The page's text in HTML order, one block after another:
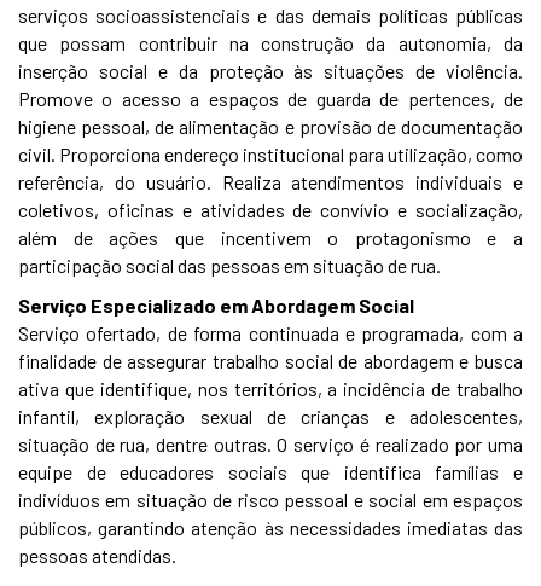
serviços socioassistenciais e das demais políticas públicas
que possam contribuir na construção da autonomia, da
inserção social e da proteção às situações de violência.
Promove o acesso a espaços de guarda de pertences, de
higiene pessoal, de alimentação e provisão de documentação
civil. Proporciona endereço institucional para utilização, como
referência, do usuário. Realiza atendimentos individuais e
coletivos, oficinas e atividades de convívio e socialização,
além de ações que incentivem o protagonismo e a
participação social das pessoas em situação de rua.
Serviço Especializado em Abordagem Social
Serviço ofertado, de forma continuada e programada, com a
finalidade de assegurar trabalho social de abordagem e busca
ativa que identifique, nos territórios, a incidência de trabalho
infantil, exploração sexual de crianças e adolescentes,
situação de rua, dentre outras. O serviço é realizado por uma
equipe de educadores sociais que identifica famílias e
indivíduos em situação de risco pessoal e social em espaços
públicos, garantindo atenção às necessidades imediatas das
pessoas atendidas.